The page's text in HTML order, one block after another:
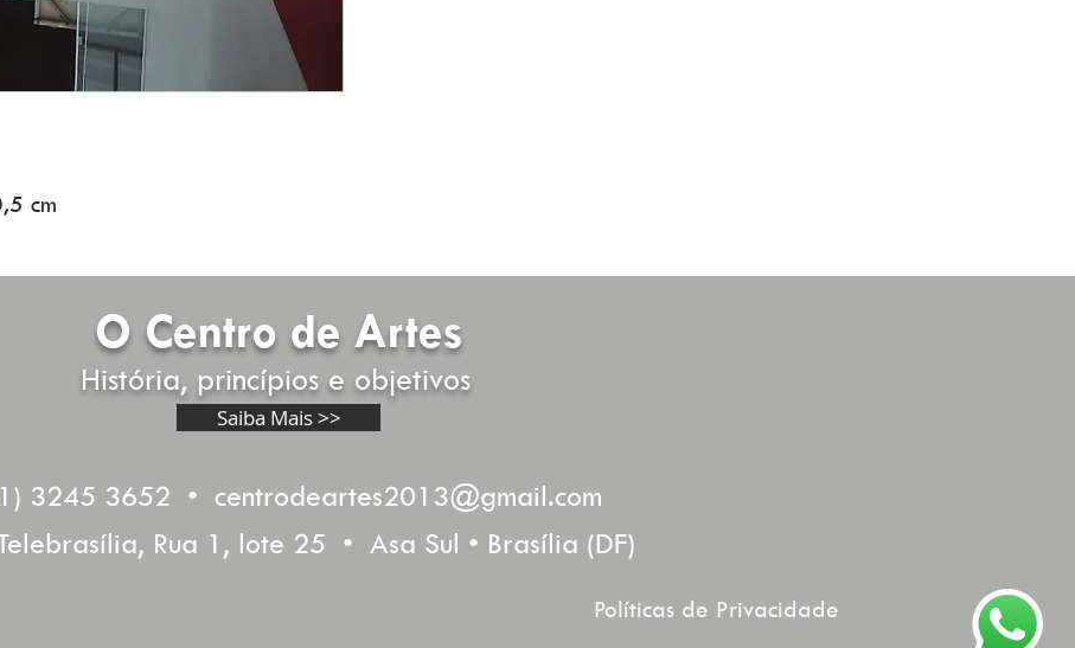
cm
O Centro de Artes
História, princípios e objetivos
Saiba Mais >>
3245 3652 • centrodeartes2013@gmail.com
Rua 1, lote 25 • Asa Sul • Brasília (DF)
Políticas de Privacidade